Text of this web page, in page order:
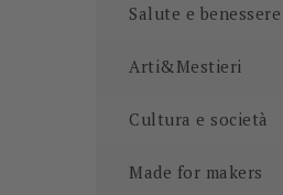
Salute e benessere
Arti&Mestieri
Cultura e società
Made for makers